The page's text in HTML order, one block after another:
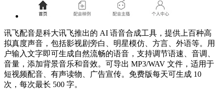
讯飞配音是科大讯飞推出的 AI 语音合成工具，提供上百种高
拟真度声音，包括影视剧旁白、明星模仿、方言、外语等。用
户输入文字即可生成自然流畅的语音，支持调节语速、音调、
音量，添加背景音乐和音效。可导出 MP3/WAV 文件，适用于
短视频配音、有声读物、广告宣传。免费版每天可生成 10
次，每次最长 500 字。